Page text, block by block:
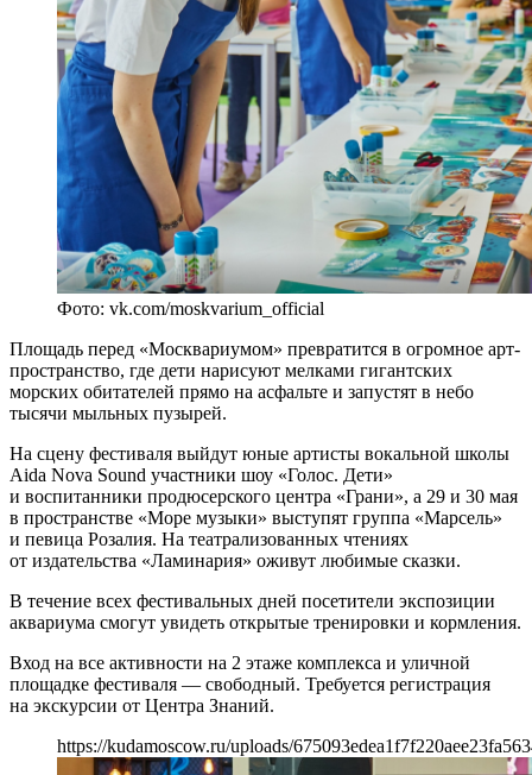
Фото: vk.com/moskvarium_official
Площадь перед «Москвариумом» превратится в огромное арт-
пространство, где дети нарисуют мелками гигантских
морских обитателей прямо на асфальте и запустят в небо
тысячи мыльных пузырей.
На сцену фестиваля выйдут юные артисты вокальной школы
Aida Nova Sound участники шоу «Голос. Дети»
и воспитанники продюсерского центра «Грани», а 29 и 30 мая
в пространстве «Море музыки» выступят группа «Марсель»
и певица Розалия. На театрализованных чтениях
от издательства «Ламинария» оживут любимые сказки.
В течение всех фестивальных дней посетители экспозиции
аквариума смогут увидеть открытые тренировки и кормления.
Вход на все активности на 2 этаже комплекса и уличной
площадке фестиваля — свободный. Требуется регистрация
на экскурсии от Центра Знаний.
https://kudamoscow.ru/uploads/